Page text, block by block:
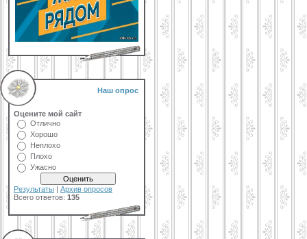
Наш опрос
Оцените мой сайт
Отлично
Хорошо
Неплохо
Плохо
Ужасно
Результаты | Архив опросов
Всего ответов: 135